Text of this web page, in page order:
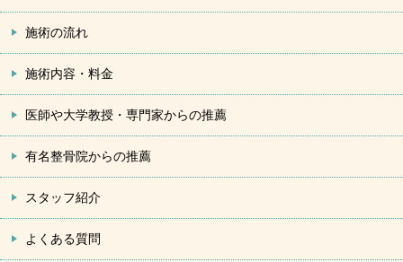
施術の流れ
施術内容・料金
医師や大学教授・専門家からの推薦
有名整骨院からの推薦
スタッフ紹介
よくある質問